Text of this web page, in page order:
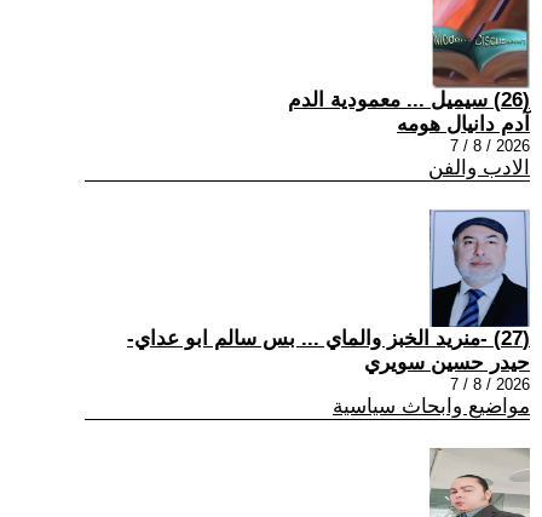
(26) سيميل ... معمودية الدم
آدم دانيال هومه
2026 / 8 / 7
الادب والفن
(27) -منريد الخبز والماي ... بس سالم ابو عداي-
حيدر حسين سويري
2026 / 8 / 7
مواضيع وابحاث سياسية